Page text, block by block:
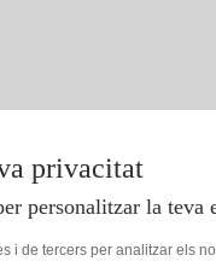
privacitat
personalitzar la teva
i de tercers per analitzar els